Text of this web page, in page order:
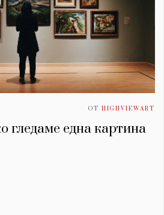
ОТ HIGHVIEWART
гледаме една картина